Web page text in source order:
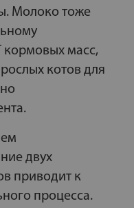
Молоко тоже
масс,
котов для
двух
приводит к
процесса.